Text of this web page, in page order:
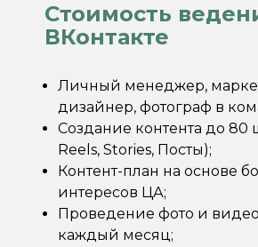
Стоимость
ВКонтакте
Личный менеджер,
дизайнер, фотограф в
Создание контента до 80
Reels, Stories, Посты);
Контент-план на основе
интересов ЦА;
Проведение фото и
каждый месяц;